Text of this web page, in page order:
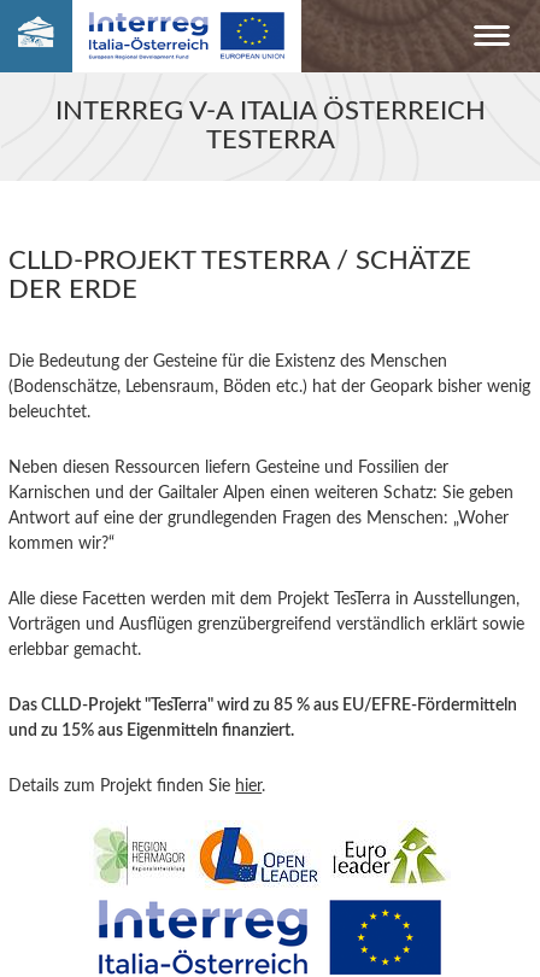
INTERREG V-A ITALIA ÖSTERREICH
TESTERRA
CLLD-PROJEKT TESTERRA / SCHÄTZE
DER ERDE
Die Bedeutung der Gesteine für die Existenz des Menschen
(Bodenschätze, Lebensraum, Böden etc.) hat der Geopark bisher wenig
beleuchtet.
Neben diesen Ressourcen liefern Gesteine und Fossilien der
Karnischen und der Gailtaler Alpen einen weiteren Schatz: Sie geben
Antwort auf eine der grundlegenden Fragen des Menschen: „Woher
kommen wir?“
Alle diese Facetten werden mit dem Projekt TesTerra in Ausstellungen,
Vorträgen und Ausflügen grenzübergreifend verständlich erklärt sowie
erlebbar gemacht.
Das CLLD-Projekt "TesTerra" wird zu 85 % aus EU/EFRE-Fördermitteln
und zu 15% aus Eigenmitteln finanziert.
Details zum Projekt finden Sie hier.